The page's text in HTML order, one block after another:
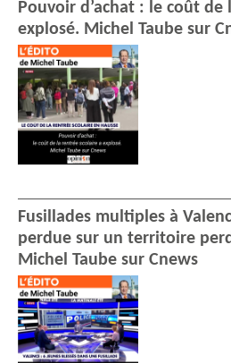
Pouvoir d’achat : le coût
explosé. Michel Taube sur
Fusillades multiples à
perdue sur un territoire
Michel Taube sur Cnews